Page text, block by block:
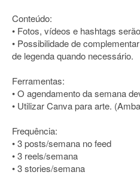
Conteúdo:
• Fotos, vídeos e hashtags
• Possibilidade de
de legenda quando necessário.
Ferramentas:
• O agendamento da semana
• Utilizar Canva para arte.
Frequência:
• 3 posts/semana no feed
• 3 reels/semana
• 3 stories/semana